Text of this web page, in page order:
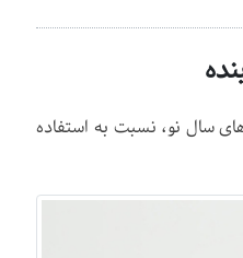
سال نو، نسبت به استفاده